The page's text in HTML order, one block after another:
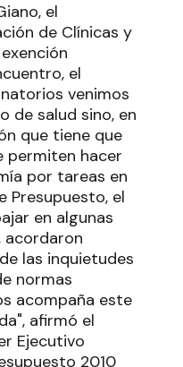
el
de Clínicas y
el
venimos
de salud sino, en
que tiene que
permiten hacer
por tareas en
Presupuesto, el
en algunas
acordaron
las inquietudes
normas
acompaña este
afirmó el
Ejecutivo
2010